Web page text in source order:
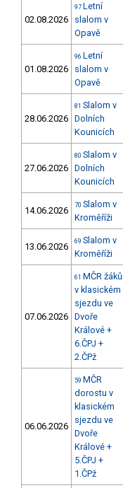
02.08.2026
97 Letní
slalom v
Opavě
01.08.2026
96 Letní
slalom v
Opavě
28.06.2026
81 Slalom v
Dolních
Kounicích
27.06.2026
80 Slalom v
Dolních
Kounicích
14.06.2026 70 Slalom v
Kroměříži
13.06.2026 69 Slalom v
Kroměříži
07.06.2026
61 MČR žáků
v klasickém
sjezdu ve
Dvoře
Králové +
6.ČPJ +
2.ČPž
06.06.2026
59 MČR
dorostu v
klasickém
sjezdu ve
Dvoře
Králové +
5.ČPJ +
1.ČPž